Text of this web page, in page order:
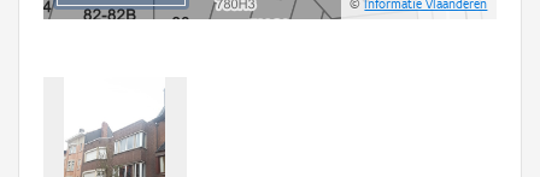
©Informatie Vlaanderen